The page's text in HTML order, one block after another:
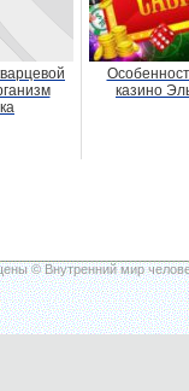
казино
© Внутренний мир